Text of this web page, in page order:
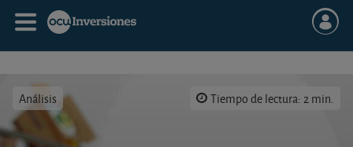
Análisis Tiempo de lectura: 2 min.